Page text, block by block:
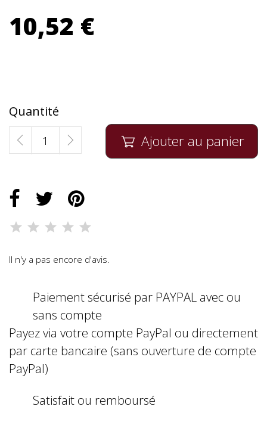
10,52 €
Quantité
 Ajouter au panier
Il n'y a pas encore d'avis.
Paiement sécurisé par PAYPAL avec ou
sans compte
Payez via votre compte PayPal ou directement
par carte bancaire (sans ouverture de compte
PayPal)
Satisfait ou remboursé